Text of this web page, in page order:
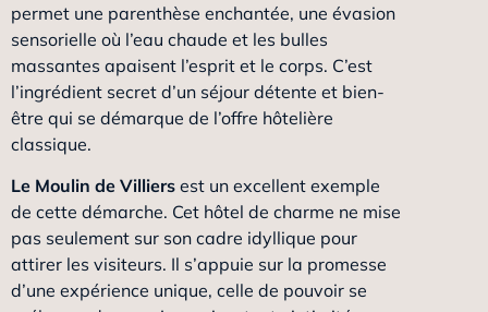
permet une parenthèse enchantée, une évasion
sensorielle où l’eau chaude et les bulles
massantes apaisent l’esprit et le corps. C’est
l’ingrédient secret d’un séjour détente et bien-
être qui se démarque de l’offre hôtelière
classique.
Le Moulin de Villiers est un excellent exemple
de cette démarche. Cet hôtel de charme ne mise
pas seulement sur son cadre idyllique pour
attirer les visiteurs. Il s’appuie sur la promesse
d’une expérience unique, celle de pouvoir se